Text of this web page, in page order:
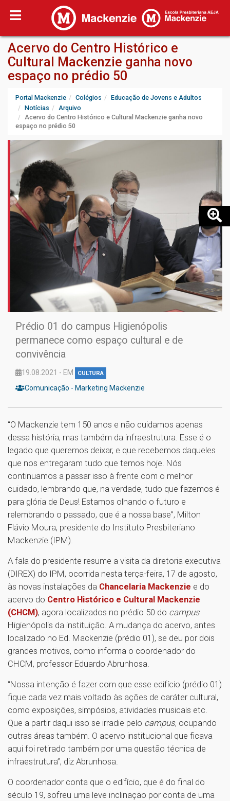
Acervo do Centro Histórico e
Cultural Mackenzie ganha novo
espaço no prédio 50
Portal Mackenzie Colégios
Educação de Jovens e Adultos
Notícias
Arquivo
Acervo do Centro Histórico e Cultural Mackenzie ganha novo
espaço no prédio 50
Prédio 01 do campus Higienópolis
permanece como espaço cultural e de
convivência
19.08.2021 - EM CULTURA
Comunicação - Marketing Mackenzie
“O Mackenzie tem 150 anos e não cuidamos apenas
dessa história, mas também da infraestrutura. Esse é o
legado que queremos deixar, e que recebemos daqueles
que nos entregaram tudo que temos hoje. Nós
continuamos a passar isso à frente com o melhor
cuidado, lembrando que, na verdade, tudo que fazemos é
para glória de Deus! Estamos olhando o futuro e
relembrando o passado, que é a nossa base”, Milton
Flávio Moura, presidente do Instituto Presbiteriano
Mackenzie (IPM).
A fala do presidente resume a visita da diretoria executiva
(DIREX) do IPM, ocorrida nesta terça-feira, 17 de agosto,
às novas instalações da Chancelaria Mackenzie e do
acervo do Centro Histórico e Cultural Mackenzie
(CHCM), agora localizados no prédio 50 do campus
Higienópolis da instituição. A mudança do acervo, antes
localizado no Ed. Mackenzie (prédio 01), se deu por dois
grandes motivos, como informa o coordenador do
CHCM, professor Eduardo Abrunhosa.
“Nossa intenção é fazer com que esse edifício (prédio 01)
fique cada vez mais voltado às ações de caráter cultural,
como exposições, simpósios, atividades musicais etc.
Que a partir daqui isso se irradie pelo campus, ocupando
outras áreas também. O acervo institucional que ficava
aqui foi retirado também por uma questão técnica de
infraestrutura”, diz Abrunhosa.
O coordenador conta que o edifício, que é do final do
século 19, sofreu uma leve inclinação por conta de uma